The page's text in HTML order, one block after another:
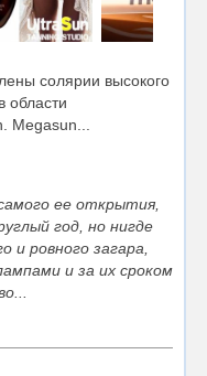
солярии высокого
области
Megasun...
ее открытия,
год, но нигде
и ровного загара,
и за их сроком